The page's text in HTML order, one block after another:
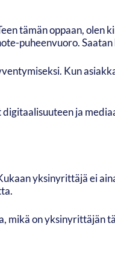
tämän oppaan, olen
puheenvuoro.
Kun
ja
yksinyrittäjä ei
mikä on yksinyrittäjän